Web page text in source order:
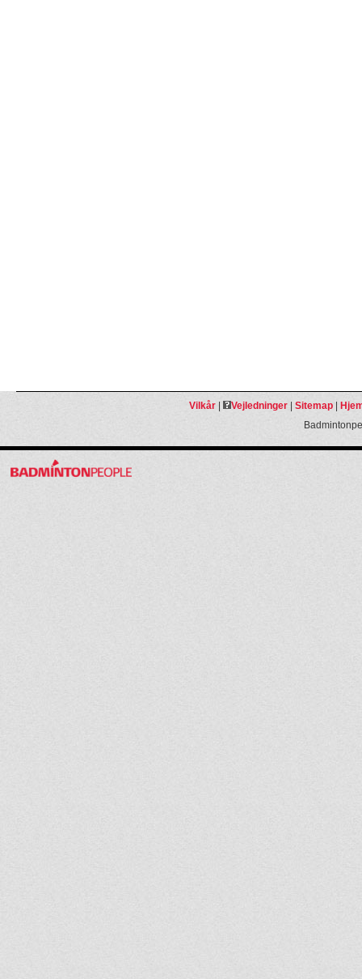
Vilkår| Vejledninger| Sitemap|